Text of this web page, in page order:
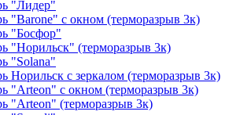
"Лидер"
"Barone" с окном (терморазрыв 3к)
"Босфор"
"Норильск" (терморазрыв 3к)
"Solana"
Норильск с зеркалом (терморазрыв 3к)
"Arteon" с окном (терморазрыв 3к)
"Arteon" (терморазрыв 3к)